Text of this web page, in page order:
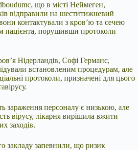
що в місті Неймеген,
відправили на шеститижневий
контактували з кров’ю та сечею
пацієнта, порушивши протоколи
Нідерландів, Софі Германс,
встановленим процедурам, але
протоколи, призначені для цього
зараження персоналу є низькою, але
вірусу, лікарня вирішила вжити
заходів.
закладу запевнили, що ризик